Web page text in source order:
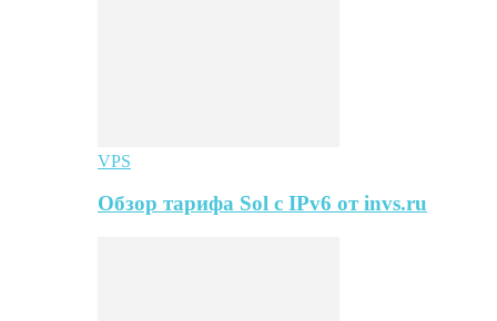
VPS
Обзор тарифа Sol с IPv6 от invs.ru